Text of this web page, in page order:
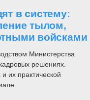
в систему:
тылом,
войсками
Министерства
решениях.
их практической